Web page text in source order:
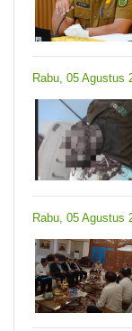
Rabu, 05 Agustus
Rabu, 05 Agustus